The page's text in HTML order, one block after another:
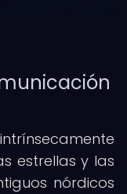
estrellas y las
nórdicos